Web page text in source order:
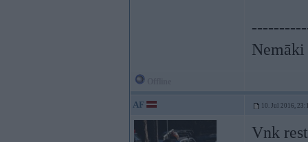
AF 10. Jul 2016,
Vnk